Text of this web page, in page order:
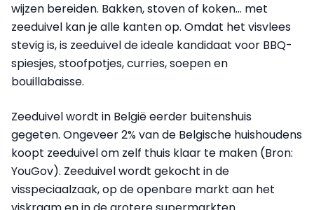
wijzen bereiden. Bakken, stoven of koken... met
zeeduivel kan je alle kanten op. Omdat het visvlees
stevig is, is zeeduivel de ideale kandidaat voor BBQ-
spiesjes, stoofpotjes, curries, soepen en
bouillabaisse.
Zeeduivel wordt in België eerder buitenshuis
gegeten. Ongeveer 2% van de Belgische huishoudens
koopt zeeduivel om zelf thuis klaar te maken (Bron:
YouGov). Zeeduivel wordt gekocht in de
visspeciaalzaak, op de openbare markt aan het